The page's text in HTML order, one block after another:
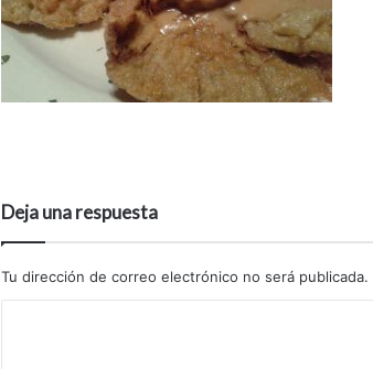
Deja una respuesta
Tu dirección de correo electrónico no será publicada.